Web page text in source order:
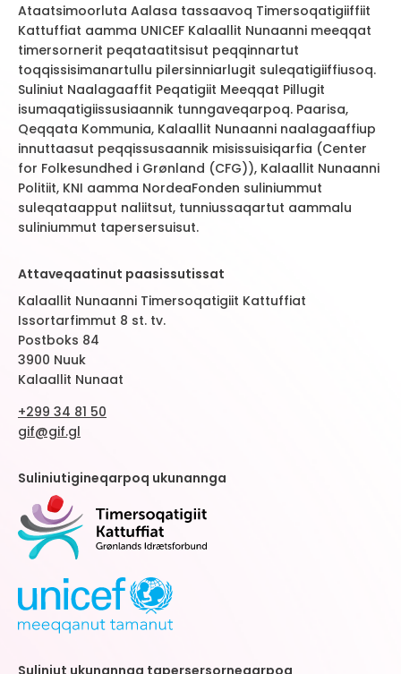
Ataatsimoorluta Aalasa tassaavoq Timersoqatigiiffiit
Kattuffiat aamma UNICEF Kalaallit Nunaanni meeqqat
timersornerit peqataatitsisut peqqinnartut
toqqissisimanartullu pilersinniarlugit suleqatigiiffiusoq.
Suliniut Naalagaaffit Peqatigiit Meeqqat Pillugit
isumaqatigiissusiaannik tunngaveqarpoq. Paarisa,
Qeqqata Kommunia, Kalaallit Nunaanni naalagaaffiup
innuttaasut peqqissusaannik misissuisiqarfia (Center
for Folkesundhed i Grønland (CFG)), Kalaallit Nunaanni
Politiit, KNI aamma NordeaFonden suliniummut
suleqataapput naliitsut, tunniussaqartut aammalu
suliniummut tapersersuisut.
Attaveqaatinut paasissutissat
Kalaallit Nunaanni Timersoqatigiit Kattuffiat
Issortarfimmut 8 st. tv.
Postboks 84
3900 Nuuk
Kalaallit Nunaat
+299 34 81 50
gif@gif.gl
Suliniutigineqarpoq ukunannga